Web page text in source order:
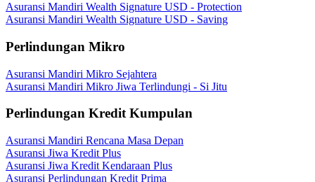
Asuransi Mandiri Wealth Signature USD - Protection
Asuransi Mandiri Wealth Signature USD - Saving
Perlindungan Mikro
Asuransi Mandiri Mikro Sejahtera
Asuransi Mandiri Mikro Jiwa Terlindungi - Si Jitu
Perlindungan Kredit Kumpulan
Asuransi Mandiri Rencana Masa Depan
Asuransi Jiwa Kredit Plus
Asuransi Jiwa Kredit Kendaraan Plus
Asuransi Perlindungan Kredit Prima